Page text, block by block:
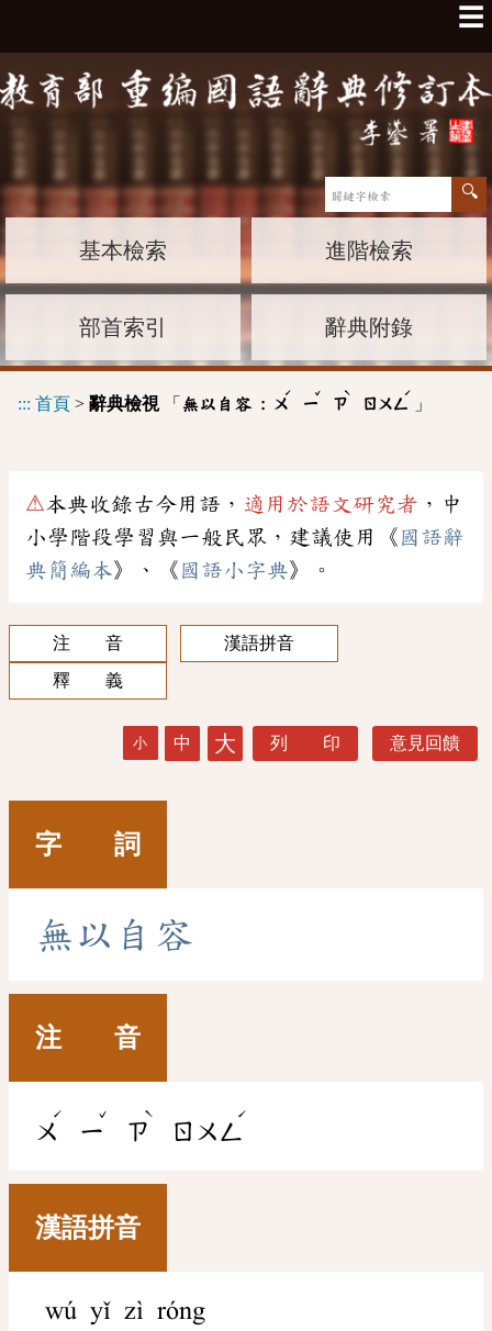
☰
基本檢索 進階檢索
部首索引 辭典附錄
::: 首頁 > 辭典檢視「 無以自容 : ㄨ
ˊ
ㄧ
ˇ
ㄗ
ˋ
ㄖㄨㄥ
ˊ
」
⚠本典收錄古今用語， 適用於語文研究者 ，中
小學階段學習與一般民眾，建議使用《 國語辭
典簡編本》、《 國語小字典》。
注 音
漢語拼音
釋 義
小 中 大 列 印 意見回饋
字 詞
無以 自 容
注 音
ㄨ
ˊ
ㄧ
ˇ
ㄗ
ˋ
ㄖㄨㄥ
ˊ
漢語拼音
wú yǐ zì róng